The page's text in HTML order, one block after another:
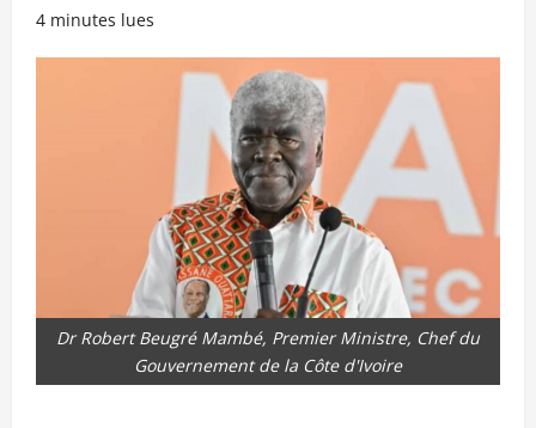
4 minutes lues
Dr Robert Beugré Mambé, Premier Ministre, Chef du
Gouvernement de la Côte d'Ivoire